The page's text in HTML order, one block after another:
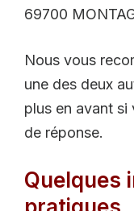
69700
Nous vous
une des deux
plus en avant si
de réponse.
Quelques